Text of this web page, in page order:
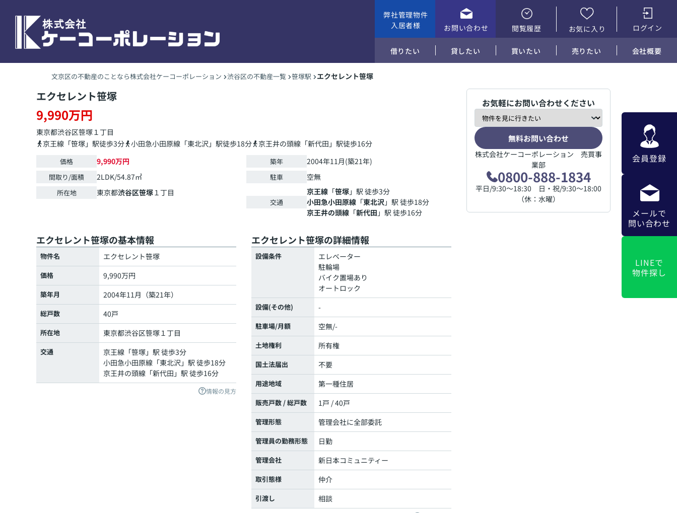
弊社管理物件
入居者様
お問い合わせ 閲覧履歴 お気に入り ログイン
借りたい 貸したい 買いたい 売りたい 会社概要
会員登録
メールで
問い合わせ
LINEで
物件探し
文京区の不動産のことなら株式会社ケーコーポレーション 渋谷区の不動産一覧 笹塚駅 エクセレント笹塚
エクセレント笹塚
9,990万円
東京都渋谷区笹塚１丁目
京王線「笹塚」駅徒歩3分
小田急小田原線「東北沢」駅徒歩18分 京王井の頭線「新代田」駅徒歩16分
価格 9,990万円
間取り/面積 2LDK/54.87㎡
所在地 東京都渋谷区笹塚１丁目
築年 2004年11月(築21年)
駐車 空無
交通
京王線 「笹塚」駅 徒歩3分
小田急小田原線 「東北沢」駅 徒歩18分
京王井の頭線 「新代田 」駅 徒歩16分
エクセレント笹塚の基本情報
物件名 エクセレント笹塚
価格 9,990万円
築年月 2004年11月（築21年）
総戸数 40戸
所在地 東京都渋谷区笹塚１丁目
交通 京王線 「笹塚」駅 徒歩3分
小田急小田原線 「東北沢 」駅 徒歩18分
京王井の頭線 「新代田 」駅 徒歩16分
情報の見方
エクセレント笹塚の詳細情報
設備条件
エレベーター
駐輪場
バイク置場あり
オートロック
設備(その他) -
駐車場/月額 空無/-
土地権利 所有権
国土法届出 不要
用途地域 第一種住居
販売戸数 / 総戸数 1戸 / 40戸
管理形態 管理会社に全部委託
管理員の勤務形態 日勤
管理会社 新日本コミュニティー
取引態様 仲介
引渡し 相談
お気軽にお問い合わせください
無料お問い合わせ
株式会社ケーコーポレーション 売買事
業部
0800-888-1834
平日/9:30～18:30 日・祝/9:30～18:00
（休：水曜）